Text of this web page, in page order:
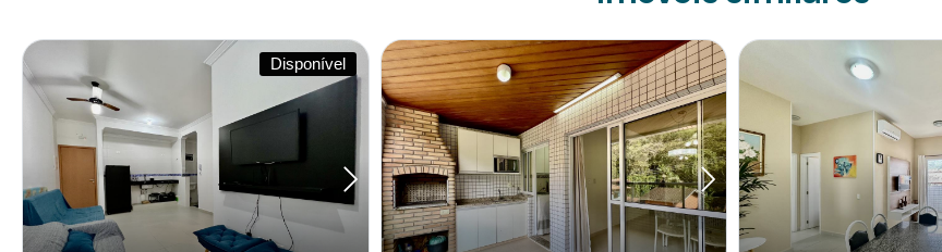
Disponível